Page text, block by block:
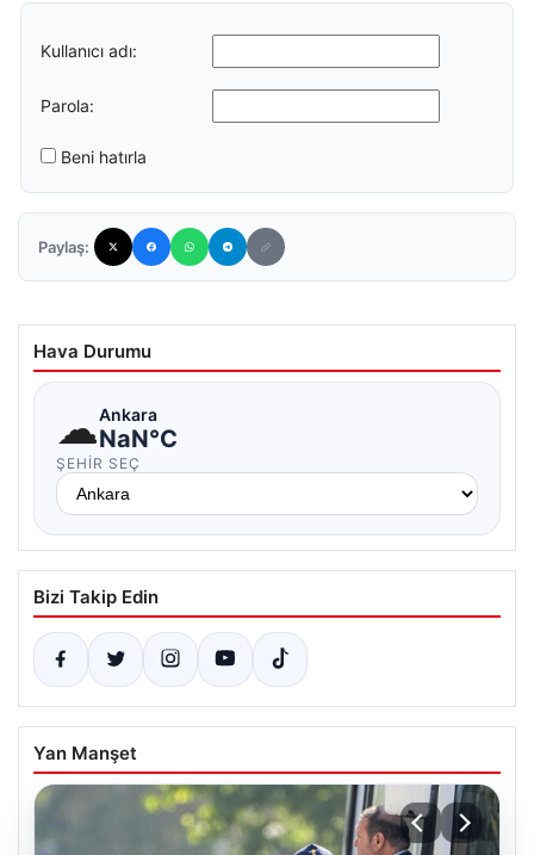
Kullanıcı adı:
Parola:
Beni hatırla
Paylaş:
Hava Durumu
☁Ankara
NaN°C
ŞEHIR SEÇ
Bizi Takip Edin
Yan Manşet